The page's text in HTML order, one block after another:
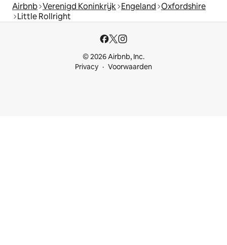
Airbnb Verenigd Koninkrijk Engeland Oxfordshire
Little Rollright
© 2026 Airbnb, Inc.
Privacy
Voorwaarden